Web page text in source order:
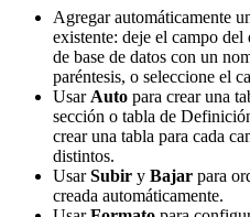
Agregar automáticamente
existente: deje el campo
de base de datos con un
paréntesis, o seleccione el
Usar Auto para crear una
sección o tabla de
crear una tabla para cada
distintos.
UsarSubir y Bajar para
creada automáticamente.